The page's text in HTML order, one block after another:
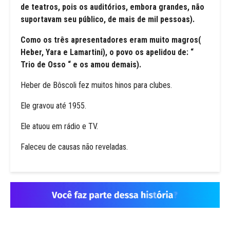
de teatros, pois os auditórios, embora grandes, não
suportavam seu público, de mais de mil pessoas).
Como os três apresentadores eram muito magros(
Heber, Yara e Lamartini), o povo os apelidou de: “
Trio de Osso “ e os amou demais).
Heber de Bôscoli fez muitos hinos para clubes.
Ele gravou até 1955.
Ele atuou em rádio e TV.
Faleceu de causas não reveladas.